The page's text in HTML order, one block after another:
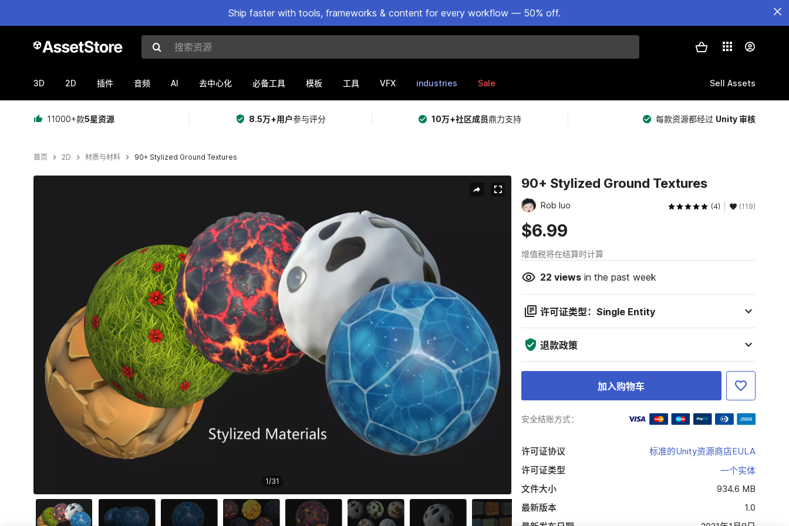
Ship faster with tools, frameworks & content for every workflow — 50% off.
搜索资源
3D 2D 插件 音频 AI 去中心化 必备工具 模板 工具 VFX industries Sale Sell Assets
11000+款5星资源 8.5万+用户参与评分 10万+社区成员鼎力支持 每款资源都经过 Unity 审核
首页 2D 材质与材料 90+ Stylized Ground Textures
1/31
90+ Stylized Ground Textures
Rob luo (4) (119)
$6.99
增值税将在结算时计算
22 viewsin the past week
许可证类型：Single Entity
退款政策
加入购物车
安全结账方式：
许可证协议
标准的Unity资源商店EULA
许可证类型
一个实体
文件大小
934.6 MB
最新版本
1.0